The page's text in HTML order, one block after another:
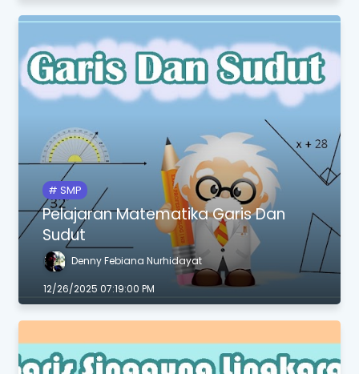
SMP
Pelajaran Matematika Garis Dan
Sudut
Denny Febiana Nurhidayat
12/26/2025 07:19:00 PM